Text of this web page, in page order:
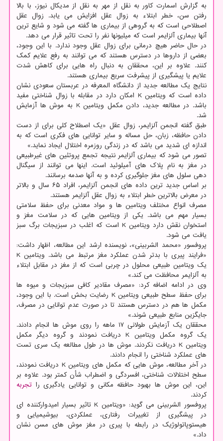
به گزارش اسمارت کاور به نقل از مهر به نقل از مدیکال نیوز، با بالا
رفتن سن، خطر ابتلاء به زوال عقل افزایش می یابد. زوال عقل
اصطلاحی است که به گروهی از بیماری ها گفته می شود و شایع ترین
آنها بیماری آلزایمر است که میلیونها نفر را تحت تاثیر قرار می دهد.
در حال حاضر هیچ درمانی برای زوال عقل وجود ندارد. با این وجود،
بعضی از داروها در دسترس هستند که می توانند به رفع علایم کمک
کنند. علاوه بر این، محققان به دنبال راه هایی برای کاهش شدت
علایم یا پیشگیری از پیشرفت سریع بیماری هستند.
نتایج یک مطالعه جدید از دانشگاه المعرفه در عربستان سعودی نشان
داده است که ویتامین K امکان دارد در مقابله با زوال شناختی مفید
باشد. در مطالعه جدید، دادن مکمل ویتامین K به موش ها آزمایش
شد.
طبق گفته انجمن آلزایمر، زوال عقل «یک اصطلاح کلی برای از دست
دادن حافظه، زبان، حل مساله و سایر توانایی های فکری است که به
اندازه ای شدید می باشد که در زندگی روزمره اختلال ایجاد نماید.»
تصور می شود که بیماری آلزایمر نتیجه تجمع پروتئین های غیرطبیعی
در مغز به نام پلاک های آمیلوئید است. اینها می توانند از سیگنال
دهی سلول های مغز جلوگیری کرده و به آنها صدمه برسانند.
بر اساس جدید ترین داده های انجمن آلزایمر، افراد ۶۵ سال و بالاتر
در معرض بالاترین خطر ابتلاء به زوال عقل آلزایمر هستند.
مصرف انواع مختلف ویتامین ها و مواد معدنی برای حفظ سلامتی
بسیار مهم می باشد. یکی از ویتامین هایی که در سلامت مغز و
استخوان نقش دارد ویتامین K است که اغلب در سبزیجات برگ سبز
یافت می شود.
پروفسور «محمد الشربینی»، نویسنده ارشد این مطالعه، اظهار داشت:
«فرایند پیری با بدتر شدن عملکرد مغز مرتبط می باشد. ویتامین K
یک ویتامین طبیعی محلول در چربی است که از مغز در مقابل ابتلاء
به آلزایمر محافظت می کند.»
وی در ادامه اضافه کرد: «مصرف مقادیر کافی سبزیجات و میوه ها
برای حفظ سطح طبیعی ویتامین K رضایت بخش است. با این وجود،
مکمل ها هم در دسترس هستند تا در صورت عدم توانایی در مصرف،
جایگزین منابع طبیعی شوند.»
محققان یک آزمایش طولانی ۱۷ ماهه را روی موش ها انجام دادند.
یک گروه مکمل ویتامین K دریافت نمودند و گروه دیگر مکمل
ویتامین K دریافت نکردند. موش ها در طول مطالعه یک سری تست
های عملکرد شناختی را انجام دادند.
در آخر مطالعه، موش هایی که مکمل های ویتامین K دریافت نمودند،
سطح اختلالات شناختی، افسردگی و اضطراب شأن کمتر بود. علاوه بر
این، این موش ها بهبود حافظه مکانی و توانایی یادگیری را تجربه
کردند.
پروفسور الشربینی می گوید: «ویتامین K تاثیر بسیار امیدوارکننده ای
در پیشگیری از تغییرات رفتاری، عملکردی، بیوشیمیایی و
هیستوپاتولوژیک در رابطه با پیری در مغز موش های مسن نشان
داد.»